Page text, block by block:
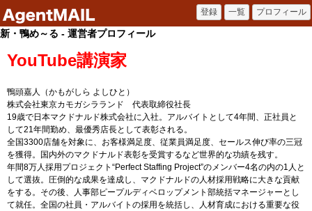
新・鴨め～る - 運営者プロフィール
YouTube講演家
鴨頭嘉人（かもがしら よしひと）
株式会社東京カモガシラランド 代表取締役社長
19歳で日本マクドナルド株式会社に入社。アルバイトとして4年間、正社員と
して21年間勤め、最優秀店長として表彰される。
全国3300店舗を対象に、お客様満足度、従業員満足度、セールス伸び率の三冠
を獲得。国内外のマクドナルド表彰を受賞するなど世界的な功績を残す。
年間8万人採用プロジェクト“Perfect Staffing Project”のメンバー4名の内の1人と
して選抜。圧倒的な成果を達成し、マクドナルドの人材採用戦略に大きな貢献
をする。その後、人事部ピープルディベロップメント部統括マネージャーとし
て就任。全国の社員・アルバイトの採用を統括し、人材育成における重要な役